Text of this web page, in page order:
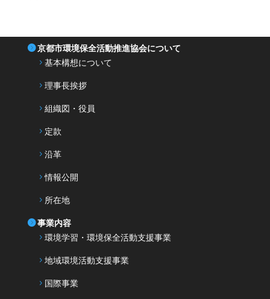
京都市環境保全活動推進協会について
基本構想について
理事長挨拶
組織図・役員
定款
沿革
情報公開
所在地
事業内容
環境学習・環境保全活動支援事業
地域環境活動支援事業
国際事業